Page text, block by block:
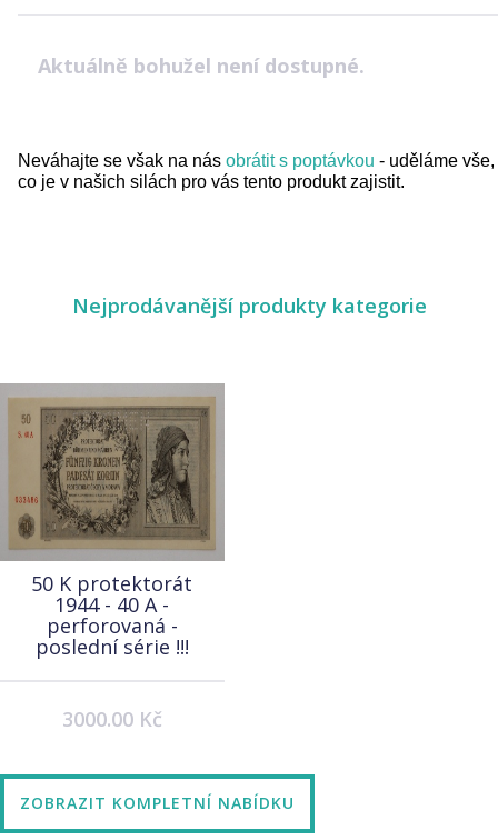
Aktuálně bohužel není dostupné.
Neváhajte se však na nás obrátit s poptávkou - uděláme vše,
co je v našich silách pro vás tento produkt zajistit.
Nejprodávanější produkty kategorie
50 K protektorát
1944 - 40 A -
perforovaná -
poslední série !!!
3000.00 Kč
ZOBRAZIT KOMPLETNÍ NABÍDKU